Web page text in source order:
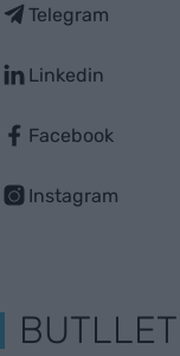
Telegram
Linkedin
Facebook
Instagram